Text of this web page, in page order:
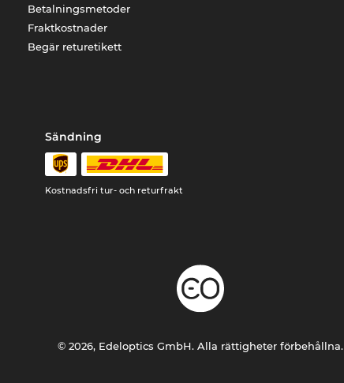
Betalningsmetoder
Fraktkostnader
Begär returetikett
Sändning
Kostnadsfri tur- och returfrakt
© 2026, Edeloptics GmbH. Alla rättigheter förbehållna.